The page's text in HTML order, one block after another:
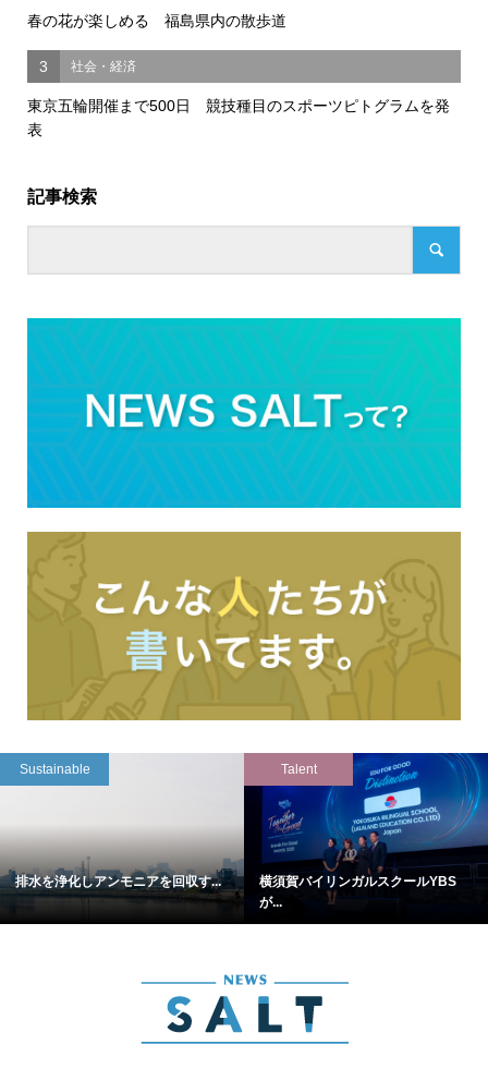
春の花が楽しめる 福島県内の散歩道
3 社会・経済
東京五輪開催まで500日 競技種目のスポーツピトグラムを発
表
記事検索
Sustainable
排水を浄化しアンモニアを回収す...
Talent
横須賀バイリンガルスクールYBS
が...